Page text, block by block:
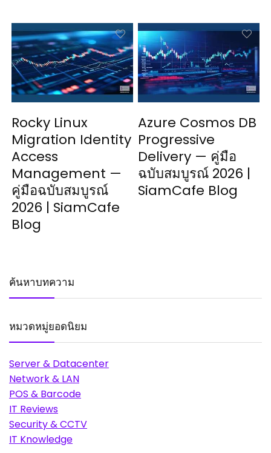
Rocky Linux
Migration Identity
Access
Management —
คู่มือฉบับสมบูรณ์
2026 | SiamCafe
Blog
Azure Cosmos DB
Progressive
Delivery — คู่มือ
ฉบับสมบูรณ์ 2026 |
SiamCafe Blog
ค้นหาบทความ
หมวดหมู่ยอดนิยม
Server & Datacenter
Network & LAN
POS & Barcode
IT Reviews
Security & CCTV
IT Knowledge